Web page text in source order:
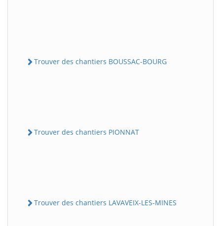
Trouver des chantiers BOUSSAC-BOURG
Trouver des chantiers PIONNAT
Trouver des chantiers LAVAVEIX-LES-MINES